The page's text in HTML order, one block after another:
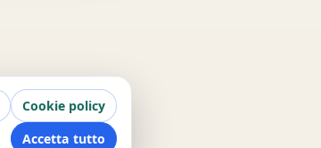
Cookie policy
Accetta tutto